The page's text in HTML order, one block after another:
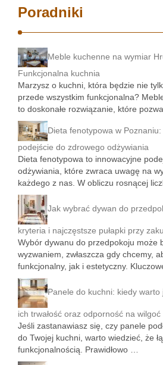
Poradniki
Meble kuchenne na wymiar
Funkcjonalna kuchnia
Marzysz o kuchni, która będzie nie
przede wszystkim funkcjonalna?
to doskonałe rozwiązanie, które
Dieta fenotypowa w
podejście do zdrowego odżywiania
Dieta fenotypowa to innowacyjne
odżywiania, które zwraca uwagę na
każdego z nas. W obliczu rosnącej
Jak wybrać dywan do
kryteria i najczęstsze pułapki przy
Wybór dywanu do przedpokoju może
wyzwaniem, zwłaszcza gdy chcemy,
funkcjonalny, jak i estetyczny.
Panele do kuchni: kiedy
ich trwałość oraz odporność na wilgoć
Jeśli zastanawiasz się, czy panele
do Twojej kuchni, warto wiedzieć, że
funkcjonalnością. Prawidłowo …